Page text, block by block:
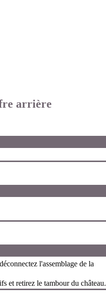
arrière
l'assemblage de la
et retirez le tambour du château.